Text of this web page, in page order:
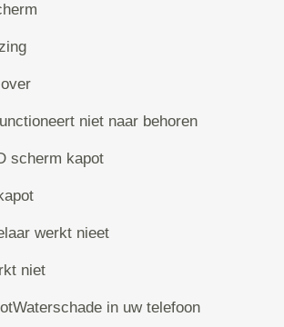
niet naar behoren
scherm kapot
werkt nieet
niet
in uw telefoon